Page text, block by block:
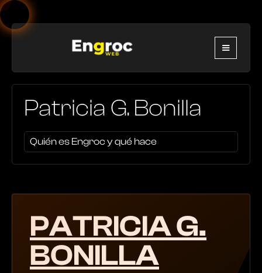
Patricia G. Bonilla
Quién es Engroc y qué hace
PATRICIA G.
BONILLA